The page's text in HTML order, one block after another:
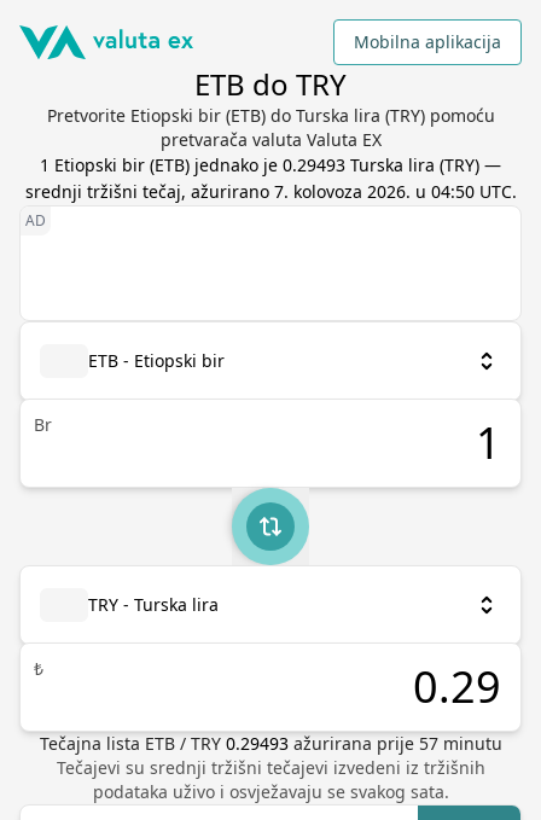
Mobilna aplikacija
ETB do TRY
Pretvorite Etiopski bir (ETB) do Turska lira (TRY) pomoću
pretvarača valuta Valuta EX
1 Etiopski bir (ETB) jednako je 0.29493 Turska lira (TRY) —
srednji tržišni tečaj, ažurirano 7. kolovoza 2026. u 04:50 UTC.
ETB - Etiopski bir
Br
TRY - Turska lira
₺
Tečajna lista ETB/ TRY 0.29493 ažurirana prije 57minutu
Tečajevi su srednji tržišni tečajevi izvedeni iz tržišnih
podataka uživo i osvježavaju se svakog sata.